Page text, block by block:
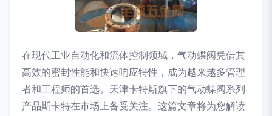
在现代工业自动化和流体控制领域，气动蝶阀凭借其
高效的密封性能和快速响应特性，成为越来越多管理
者和工程师的首选。天津卡特斯旗下的气动蝶阀系列
产品斯卡特在市场上备受关注。这篇文章将为您解读